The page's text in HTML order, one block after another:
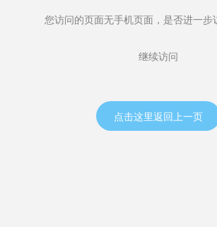
您访问的页面无手机页面，是否进一步
继续访问
点击这里返回上一页